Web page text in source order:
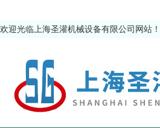
欢迎光临上海圣灌机械设备有限公司网站！